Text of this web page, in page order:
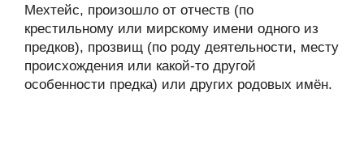
Мехтейс, произошло от отчеств (по
крестильному или мирскому имени одного из
предков), прозвищ (по роду деятельности, месту
происхождения или какой-то другой
особенности предка) или других родовых имён.